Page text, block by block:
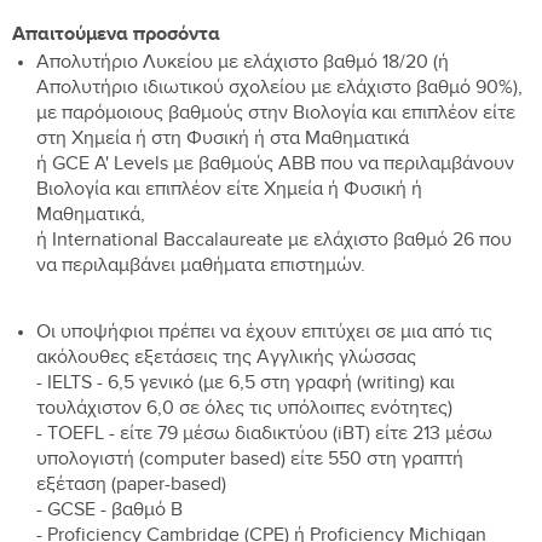
Απαιτούμενα προσόντα
Απολυτήριο Λυκείου με ελάχιστο βαθμό 18/20 (ή
Απολυτήριο ιδιωτικού σχολείου με ελάχιστο βαθμό 90%),
με παρόμοιους βαθμούς στην Βιολογία και επιπλέον είτε
στη Χημεία ή στη Φυσική ή στα Μαθηματικά
ή GCE A' Levels με βαθμούς ΑΒΒ που να περιλαμβάνουν
Βιολογία και επιπλέον είτε Χημεία ή Φυσική ή
Μαθηματικά,
ή International Baccalaureate με ελάχιστο βαθμό 26 που
να περιλαμβάνει μαθήματα επιστημών.
Οι υποψήφιοι πρέπει να έχουν επιτύχει σε μια από τις
ακόλουθες εξετάσεις της Αγγλικής γλώσσας
- IELTS - 6,5 γενικό (με 6,5 στη γραφή (writing) και
τουλάχιστον 6,0 σε όλες τις υπόλοιπες ενότητες)
- TOEFL - είτε 79 μέσω διαδικτύου (iBT) είτε 213 μέσω
υπολογιστή (computer based) είτε 550 στη γραπτή
εξέταση (paper-based)
- GCSE - βαθμό Β